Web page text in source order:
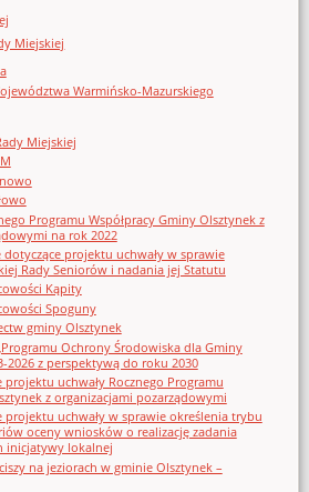
Miejskiej
Warmińsko-Mazurskiego
Miejskiej
Programu Współpracy Gminy Olsztynek z
na rok 2022
dotyczące projektu uchwały w sprawie
Rady Seniorów i nadania jej Statutu
Kąpity
Spoguny
gminy Olsztynek
Ochrony Środowiska dla Gminy
2026 z perspektywą do roku 2030
uchwały Rocznego Programu
z organizacjami pozarządowymi
projektu uchwały w sprawie określenia trybu
oceny wniosków o realizację zadania
inicjatywy lokalnej
na jeziorach w gminie Olsztynek –